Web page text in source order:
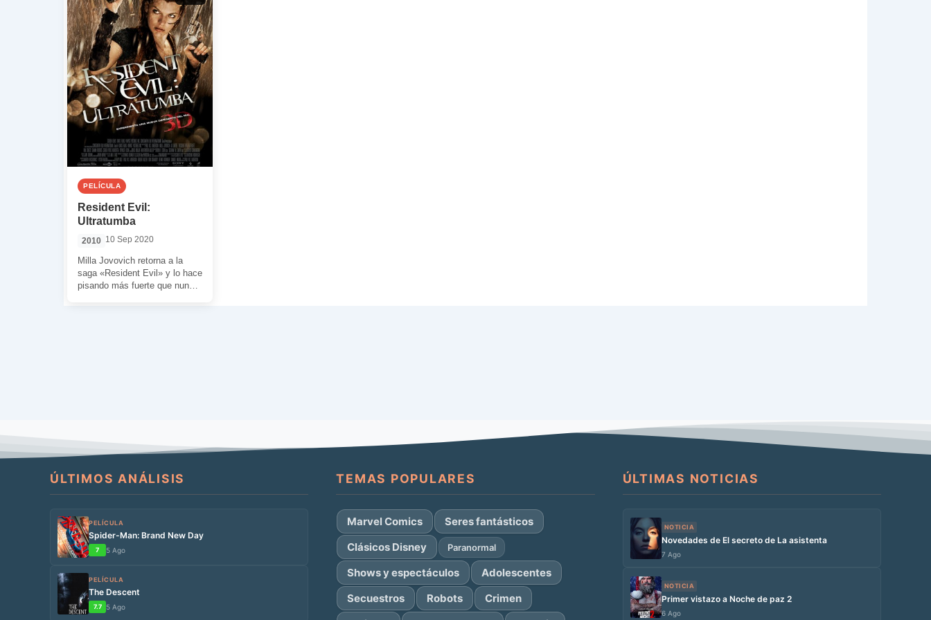
PELÍCULA
Resident Evil:
Ultratumba
2010 10 Sep 2020
Milla Jovovich retorna a la
saga «Resident Evil» y lo hace
pisando más fuerte que nunca
ÚLTIMOS ANÁLISIS
PELÍCULA
Spider-Man: Brand New Day
7 5 Ago
PELÍCULA
The Descent
7.7 5 Ago
TEMAS POPULARES
Marvel Comics
Seres fantásticos
Clásicos Disney
Paranormal
Shows y espectáculos
Adolescentes
Secuestros
Robots
Crimen
ÚLTIMAS NOTICIAS
NOTICIA
Novedades de El secreto de La asistenta
7 Ago
NOTICIA
Primer vistazo a Noche de paz 2
6 Ago